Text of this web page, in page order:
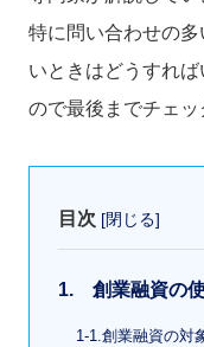
特に問い合わせの
いときはどうすれ
ので最後までチェッ
目次 [閉じる]
1. 創業融資の
1-1.創業融資の対